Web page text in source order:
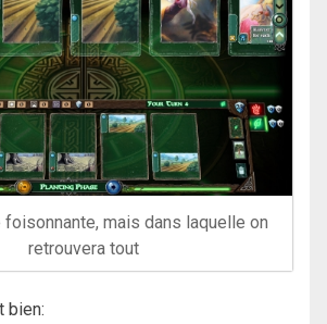
foisonnante, mais dans laquelle on
retrouvera tout
bien: